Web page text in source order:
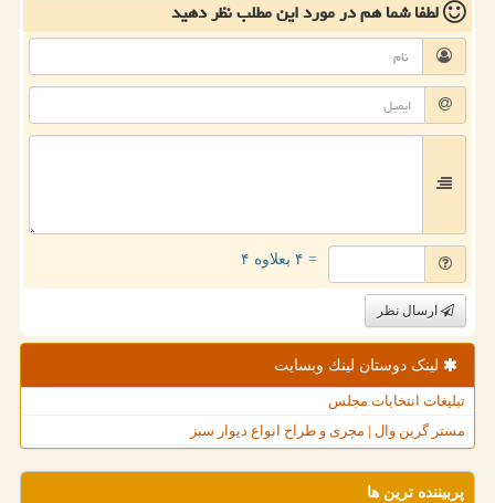
لطفا شما همدر مورد این مطلبنظر دهید
= ۴ بعلاوه ۴
ارسال نظر
لینک دوستان لینك وبسایت
تبلیغات انتخابات مجلس
مستر گرین وال | مجری و طراح انواع دیوار سبز
پربیننده ترین ها